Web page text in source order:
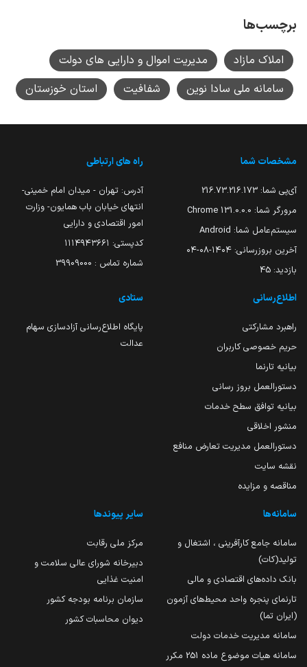
برچسب‌ها
املاک مازاد
مدیریت اموال و دارایی های دولت
سامانه ملی سادا نوین
شفافیت استان خوزستان
مشخصات شما
آی‌پی شما: 216.73.216.173
مرورگر شما: 131.0.0.0 Chrome
سیستم‌عامل شما: Android
آخرین بروزرسانی: ۱۴۰۴-۰۸-۰۴
بازدید: 45
راه های ارتباطی
آدرس: تهران - میدان امام خمینی-
انتهای خیابان باب همایون- وزارت
امور اقتصادی و دارایی
کدپستی: ۱۱۱۴۹۴۳۶۶۱
شماره تماس : 39909000
اطلاع‌رسانی
راهبرد مشارکتی
حریم خصوصی کاربران
بیانیه تارنما
دستورالعمل بروز رسانی
بیانیه توافق سطح خدمات
منشور اخلاقی
دستورالعمل مدیریت تعارض منافع
نقشه سایت
مناقصه و مزایده
ستادی
پایگاه اطلاع‌رسانی آزادسازی سهام
عدالت
سامانه‌ها
سامانه جامع کارآفرینی ، اشتغال و
تولید(کات)
بانک داده‌های اقتصادی و مالی
تارنمای پنجره واحد محیط‌های آزمون
(ایران تما)
سامانه مدیریت خدمات دولت
سامانه هیات موضوع ماده 251 مکرر
سایر پیوندها
مرکز ملی رقابت
دبیرخانه شورای عالی سلامت و
امنیت غذایی
سازمان برنامه بودجه کشور
دیوان محاسبات کشور